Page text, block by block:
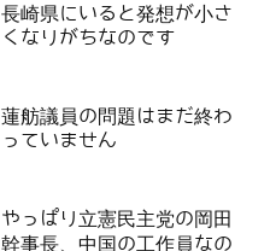
長崎県にいると発想が小さ
くなりがちなのです
蓮舫議員の問題はまだ終わ
っていません
やっぱり立憲民主党の岡田
幹事長、中国の工作員なの